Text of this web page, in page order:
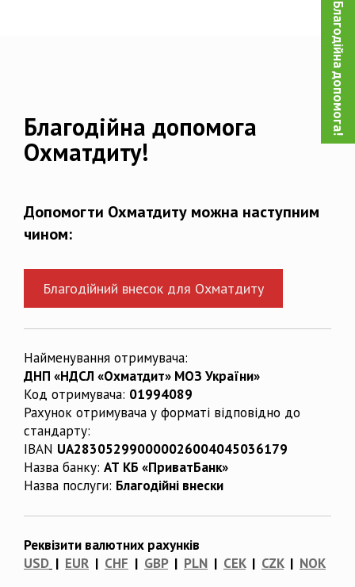
Благодійна допомога!
Благодійна допомога
Охматдиту!
Допомогти Охматдиту можна наступним
чином:
Благодійний внесок для Охматдиту
Найменування отримувача:
ДНП «НДСЛ «Охматдит» МОЗ України»
Код отримувача: 01994089
Рахунок отримувача у форматі відповідно до
стандарту:
IBAN UA283052990000026004045036179
Назва банку: АТ КБ «ПриватБанк»
Назва послуги: Благодійні внески
Реквізити валютних рахунків
USD | EUR | CHF | GBP| PLN | CEK| CZK| NOK